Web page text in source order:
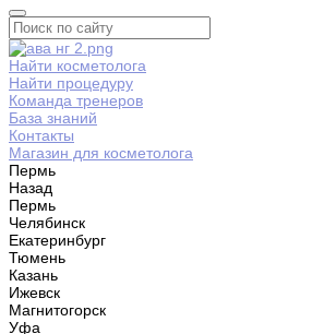
Найти косметолога
Найти процедуру
Команда тренеров
База знаний
Контакты
Магазин для косметолога
Пермь
Назад
Пермь
Челябинск
Екатеринбург
Тюмень
Казань
Ижевск
Магнитогорск
Уфа